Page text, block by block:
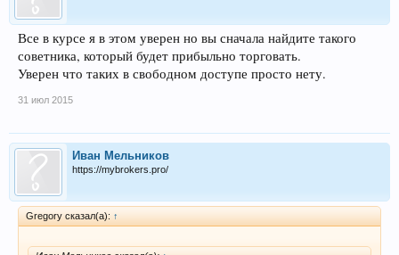
Все в курсе я в этом уверен но вы сначала найдите такого
советника, который будет прибыльно торговать.
Уверен что таких в свободном доступе просто нету.
31 июл 2015
Иван Мельников
https://mybrokers.pro/
Gregory сказал(а): ↑